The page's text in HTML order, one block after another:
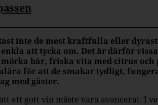
inte de mest kraftfulla eller
enkla att tycka om. Det är därför
bär, friska vita med citrus och
för att de smakar tydligt,
med gäster.
ett gott vin måste vara avancerat. I